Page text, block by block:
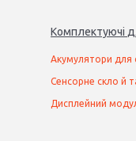
Комплектуючі
Акумулятори для
Сенсорне скло й
Дисплейний